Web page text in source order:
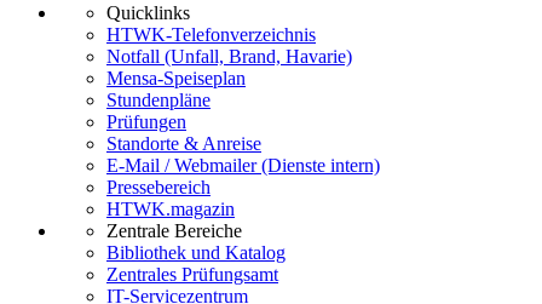
Quicklinks
HTWK-Telefonverzeichnis
Notfall (Unfall, Brand, Havarie)
Mensa-Speiseplan
Stundenpläne
Prüfungen
Standorte & Anreise
E-Mail / Webmailer (Dienste intern)
Pressebereich
HTWK.magazin
Zentrale Bereiche
Bibliothek und Katalog
Zentrales Prüfungsamt
IT-Servicezentrum